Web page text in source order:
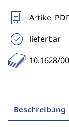
Artikel PDF
lieferbar
10.1628/
Beschreibung